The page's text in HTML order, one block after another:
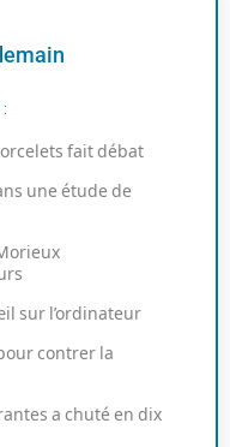
fait débat
une étude de
sur l’ordinateur
contrer la
a chuté en dix